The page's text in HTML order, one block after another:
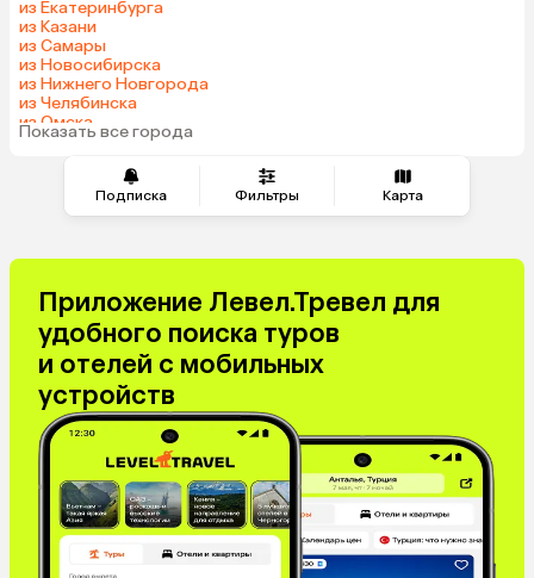
Подписка Фильтры Карта
из Екатеринбурга
из Казани
из Самары
из Новосибирска
из Нижнего Новгорода
из Челябинска
из Омска
из Красноярска
Показать все города
Приложение Левел.Тревел для
удобного поиска туров
и отелей с мобильных
устройств